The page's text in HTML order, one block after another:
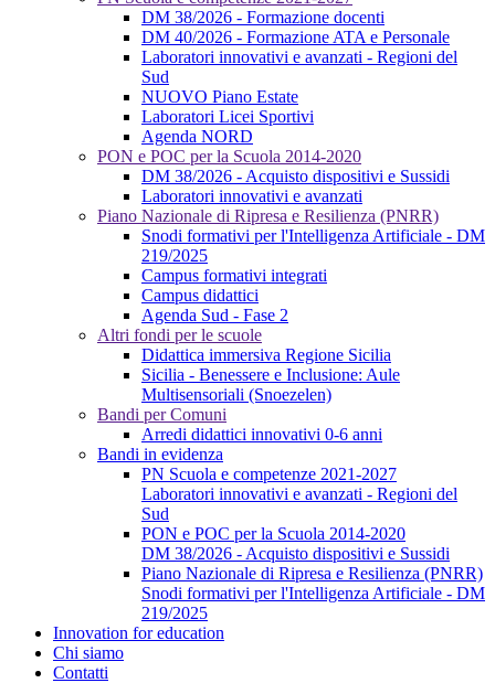
DM 38/2026 - Formazione docenti
DM 40/2026 - Formazione ATA e Personale
Laboratori innovativi e avanzati - Regioni del
Sud
NUOVO Piano Estate
Laboratori Licei Sportivi
Agenda NORD
PON e POC per la Scuola 2014-2020
DM 38/2026 - Acquisto dispositivi e Sussidi
Laboratori innovativi e avanzati
Piano Nazionale di Ripresa e Resilienza (PNRR)
Snodi formativi per l'Intelligenza Artificiale - DM
219/2025
Campus formativi integrati
Campus didattici
Agenda Sud - Fase 2
Altri fondi per le scuole
Didattica immersiva Regione Sicilia
Sicilia - Benessere e Inclusione: Aule
Multisensoriali (Snoezelen)
Bandi per Comuni
Arredi didattici innovativi 0-6 anni
Bandi in evidenza
PN Scuola e competenze 2021-2027
Laboratori innovativi e avanzati - Regioni del
Sud
PON e POC per la Scuola 2014-2020
DM 38/2026 - Acquisto dispositivi e Sussidi
Piano Nazionale di Ripresa e Resilienza (PNRR)
Snodi formativi per l'Intelligenza Artificiale - DM
219/2025
Innovation for education
Chi siamo
Contatti